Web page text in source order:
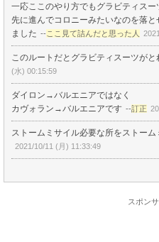
一応ここのやり方でもグラビティスー
先に進んでコロニーみたいなのを落
ました -- ここ見て詰んだと思った人
このルートだとグラビティスーツがと
(水) 00:15:59
ダイロン→バルエニアではなく
カヴォラン→バルエニアです --訂正
ストームミサイル必要な所をストーム
2021/10/11 (月) 11:33:49
スポン